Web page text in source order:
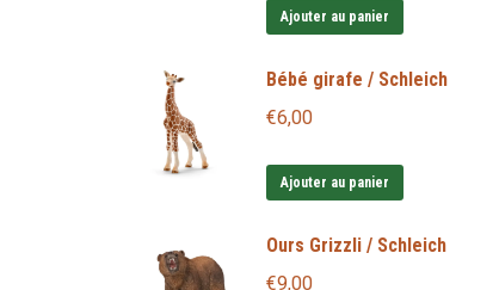
Ajouter au panier
Bébé girafe / Schleich
€6,00
Ajouter au panier
Ours Grizzli / Schleich
€9,00